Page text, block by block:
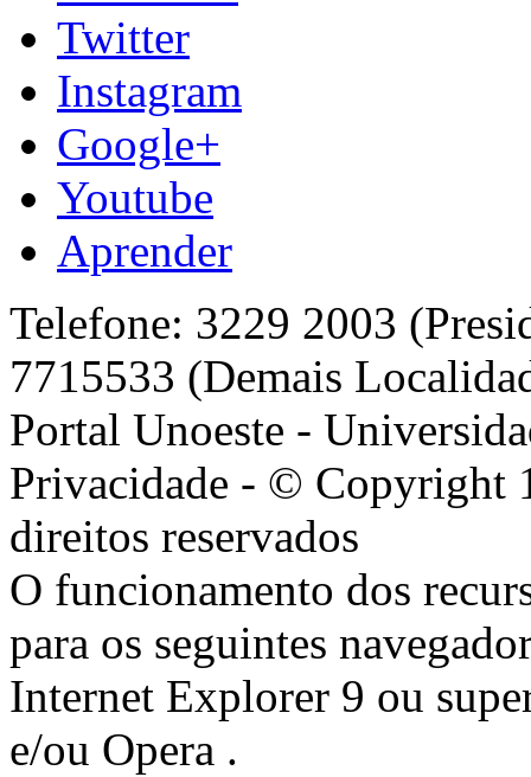
Twitter
Instagram
Google+
Youtube
Aprender
Telefone: 3229 2003
7715533 (Demais
Portal Unoeste -
Privacidade - © Copyright
direitos reservados
O funcionamento dos
para os seguintes
Internet Explorer 9 ou
e/ou Opera .